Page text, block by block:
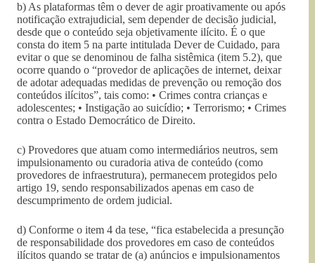
b) As plataformas têm o dever de agir proativamente ou após
notificação extrajudicial, sem depender de decisão judicial,
desde que o conteúdo seja objetivamente ilícito. É o que
consta do item 5 na parte intitulada Dever de Cuidado, para
evitar o que se denominou de falha sistêmica (item 5.2), que
ocorre quando o “provedor de aplicações de internet, deixar
de adotar adequadas medidas de prevenção ou remoção dos
conteúdos ilícitos”, tais como: • Crimes contra crianças e
adolescentes; • Instigação ao suicídio; • Terrorismo; • Crimes
contra o Estado Democrático de Direito.
c) Provedores que atuam como intermediários neutros, sem
impulsionamento ou curadoria ativa de conteúdo (como
provedores de infraestrutura), permanecem protegidos pelo
artigo 19, sendo responsabilizados apenas em caso de
descumprimento de ordem judicial.
d) Conforme o item 4 da tese, “fica estabelecida a presunção
de responsabilidade dos provedores em caso de conteúdos
ilícitos quando se tratar de (a) anúncios e impulsionamentos